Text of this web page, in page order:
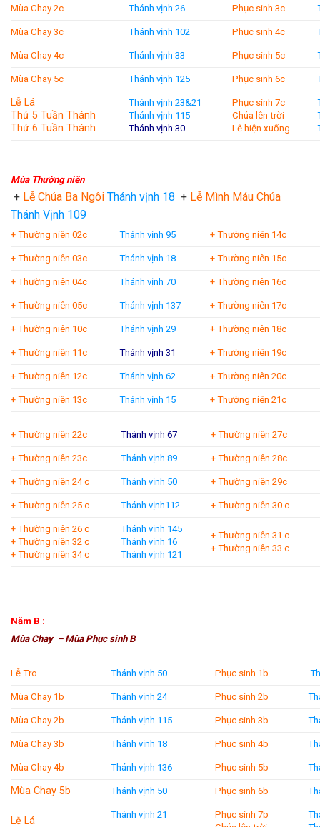
Mùa Chay 2c Thánh vịnh 26 Phục sinh 3c
Mùa Chay 3c Thánh vịnh 102 Phục sinh 4c
Mùa Chay 4c Thánh vịnh 33 Phục sinh 5c
Mùa Chay 5c Thánh vịnh 125 Phục sinh 6c
Lễ Lá
Thứ 5 Tuần Thánh
Thứ 6 Tuần Thánh
Thánh vịnh 23&21
Thánh vịnh 115
Thánh vịnh 30
Phục sinh 7c
Chúa lên trời
Lễ hiện xuống
Mùa Thường niên
+ Lễ Chúa Ba Ngôi Thánh vịnh 18 + Lễ Mình Máu Chúa
Thánh Vịnh 109
+ Thường niên 02c Thánh vịnh 95 + Thường niên 14c
+ Thường niên 03c Thánh vịnh 18 + Thường niên 15c
+ Thường niên 04c Thánh vịnh 70 + Thường niên 16c
+ Thường niên 05c Thánh vịnh 137 + Thường niên 17c
+ Thường niên 10c Thánh vịnh 29 + Thường niên 18c
+ Thường niên 11c Thánh vịnh 31 + Thường niên 19c
+ Thường niên 12c Thánh vịnh 62 + Thường niên 20c
+ Thường niên 13c Thánh vịnh 15 + Thường niên 21c
+ Thường niên 22c Thánh vịnh 67 + Thường niên 27c
+ Thường niên 23c Thánh vịnh 89 + Thường niên 28c
+ Thường niên 24 c Thánh vịnh 50 + Thường niên 29c
+ Thường niên 25 c Thánh vịnh112 + Thường niên 30 c
+ Thường niên 26 c
+ Thường niên 32 c
+ Thường niên 34 c
Thánh vịnh 145
Thánh vịnh 16
Thánh vịnh 121
+ Thường niên 31 c
+ Thường niên 33 c
Năm B :
Mùa Chay – Mùa Phục sinh B
Lễ Tro Thánh vịnh 50 Phục sinh 1b
Mùa Chay 1b Thánh vịnh 24 Phục sinh 2b
Mùa Chay 2b Thánh vịnh 115 Phục sinh 3b
Mùa Chay 3b Thánh vịnh 18 Phục sinh 4b
Mùa Chay 4b Thánh vịnh 136 Phục sinh 5b
Mùa Chay 5b Thánh vịnh 50 Phục sinh 6b
Lễ Lá
Thánh vịnh 21
Phục sinh 7b